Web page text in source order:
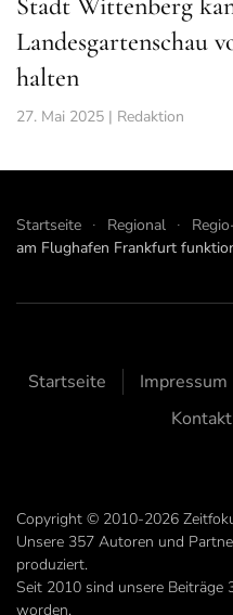
Landesgartenschau
halten
27. Mai 2025 | Redaktion
Startseite Regional
am Flughafen Frankfurt
Startseite Impressum
Kontakt
Copyright © 2010-2026
Unsere 357 Autoren und
produziert.
Seit 2010 sind unsere Beiträge
worden.